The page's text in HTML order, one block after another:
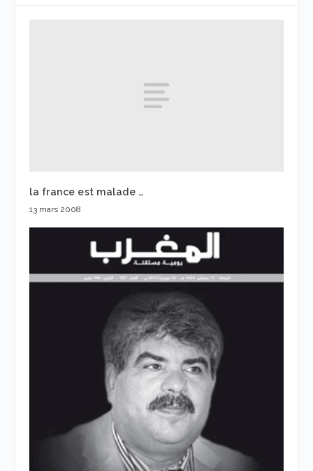
la france est malade …
13 mars 2008